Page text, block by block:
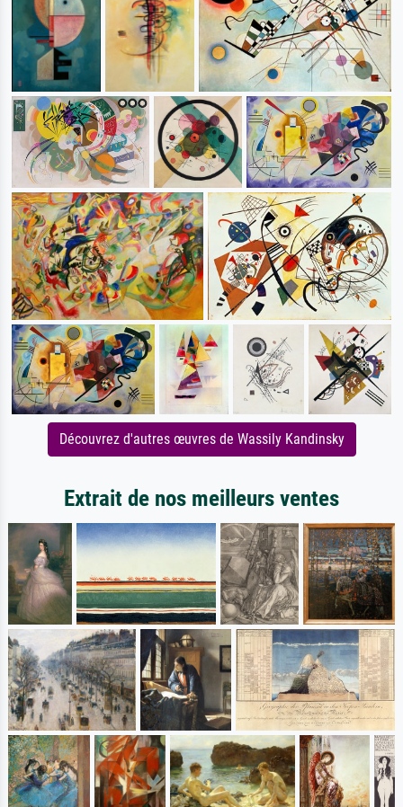
Découvrez d'autres œuvres de Wassily Kandinsky
Extrait de nos meilleurs ventes